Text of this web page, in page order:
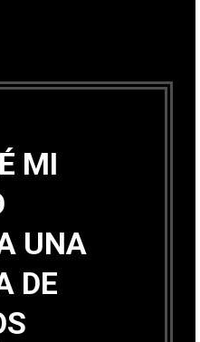
MI
UNA
DE